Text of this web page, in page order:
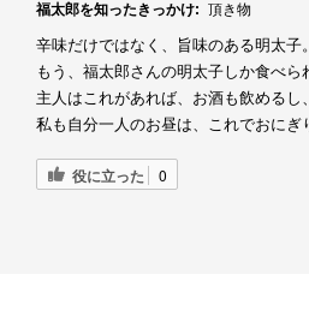
福太郎を知ったきっかけ: 頂き物
辛味だけではなく、旨味のある明太子。
もう、福太郎さんの明太子しか食べら
主人はこれがあれば、お酒も飲めるし
私も自分一人のお昼は、これでおに
役に立った 0